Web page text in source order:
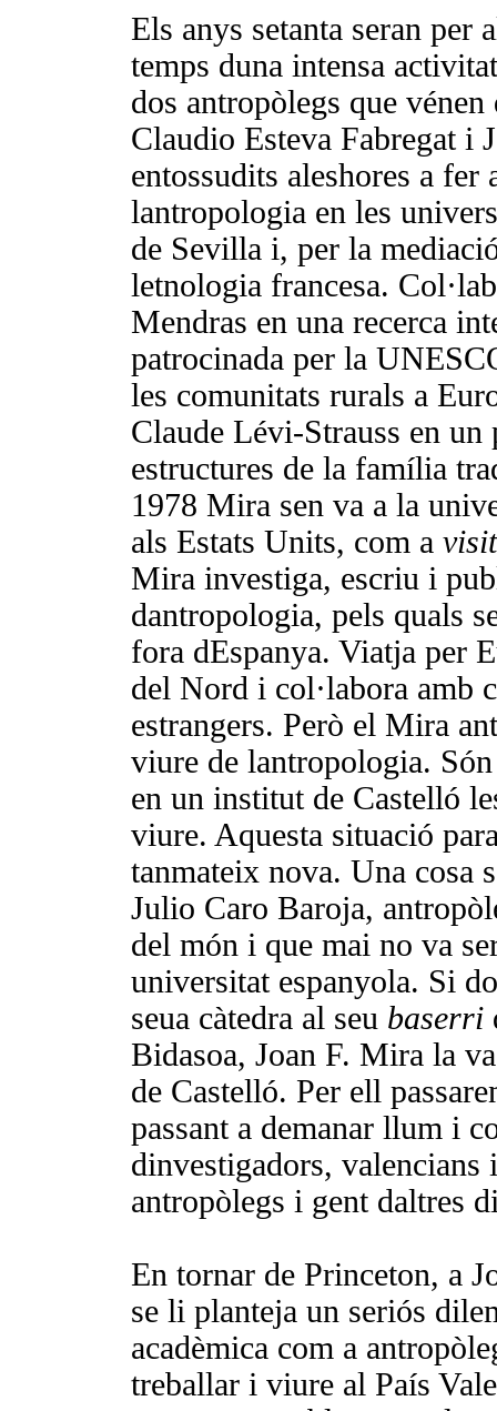
Els anys setanta seran per
temps duna intensa
dos antropòlegs que vénen
Claudio Esteva Fabregat i
entossudits aleshores a fer
lantropologia en les
de Sevilla i, per la
letnologia francesa.
Mendras en una recerca
patrocinada per la
les comunitats rurals a
Claude Lévi-Strauss en un
estructures de la família
1978 Mira sen va a la
als Estats Units, com a
Mira investiga, escriu i
dantropologia, pels quals
fora dEspanya. Viatja per
del Nord i col·labora amb
estrangers. Però el Mira
viure de lantropologia.
en un institut de Castelló
viure. Aquesta situació
tanmateix nova. Una cosa
Julio Caro Baroja,
del món i que mai no va
universitat espanyola. Si
seua càtedra al seu baserri
Bidasoa, Joan F. Mira la
de Castelló. Per ell
passant a demanar llum i
dinvestigadors,
antropòlegs i gent daltres
En tornar de Princeton, a
se li planteja un seriós
acadèmica com a
treballar i viure al País